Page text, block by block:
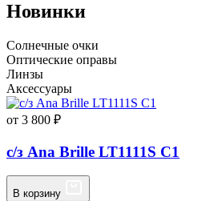
Новинки
Солнечные очки
Оптические оправы
Линзы
Аксессуары
от 3 800 ₽
с/з Ana Brille LT1111S C1
В корзину